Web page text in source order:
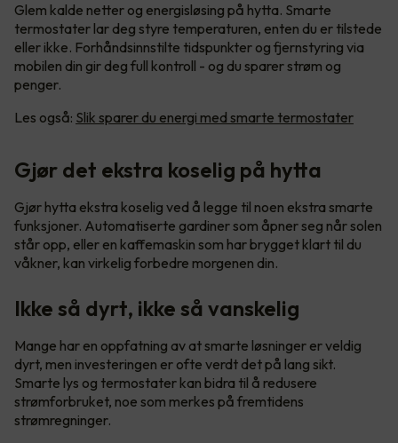
Glem kalde netter og energisløsing på hytta. Smarte
termostater lar deg styre temperaturen, enten du er tilstede
eller ikke. Forhåndsinnstilte tidspunkter og fjernstyring via
mobilen din gir deg full kontroll - og du sparer strøm og
penger.
Les også: Slik sparer du energi med smarte termostater
Gjør det ekstra koselig på hytta
Gjør hytta ekstra koselig ved å legge til noen ekstra smarte
funksjoner. Automatiserte gardiner som åpner seg når solen
står opp, eller en kaffemaskin som har brygget klart til du
våkner, kan virkelig forbedre morgenen din.
Ikke så dyrt, ikke så vanskelig
Mange har en oppfatning av at smarte løsninger er veldig
dyrt, men investeringen er ofte verdt det på lang sikt.
Smarte lys og termostater kan bidra til å redusere
strømforbruket, noe som merkes på fremtidens
strømregninger.